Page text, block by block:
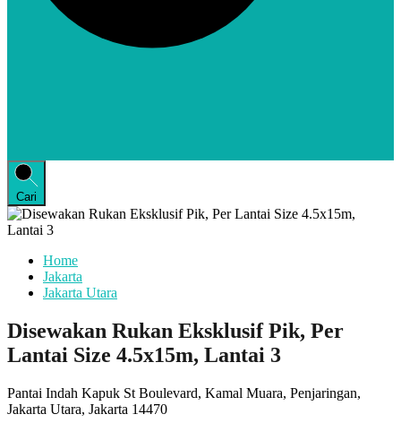
Cari
Home
Jakarta
Jakarta Utara
Disewakan Rukan Eksklusif Pik, Per
Lantai Size 4.5x15m, Lantai 3
Pantai Indah Kapuk St Boulevard, Kamal Muara, Penjaringan,
Jakarta Utara, Jakarta 14470